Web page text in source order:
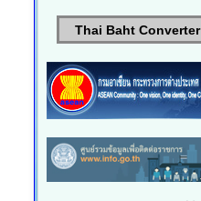
Thai Baht Converter